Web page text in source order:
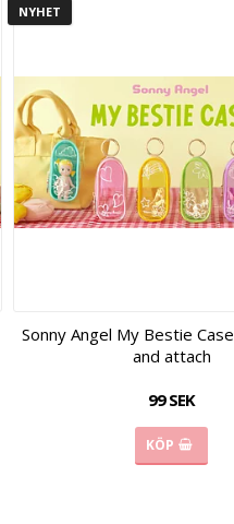
NYHET
Sonny Angel My Bestie
and attach
99 SEK
KÖP